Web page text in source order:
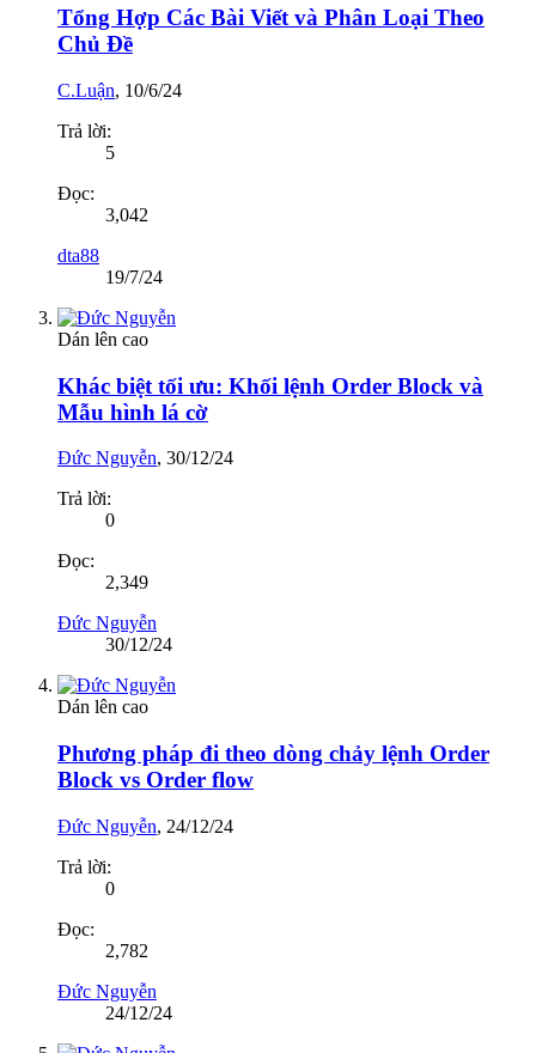
Tổng Hợp Các Bài Viết và Phân Loại Theo
Chủ Đề
C.Luận, 10/6/24
Trả lời:
5
Đọc:
3,042
dta88
19/7/24
Dán lên cao
Khác biệt tối ưu: Khối lệnh Order Block và
Mẫu hình lá cờ
Đức Nguyễn, 30/12/24
Trả lời:
0
Đọc:
2,349
Đức Nguyễn
30/12/24
Dán lên cao
Phương pháp đi theo dòng chảy lệnh Order
Block vs Order flow
Đức Nguyễn, 24/12/24
Trả lời:
0
Đọc:
2,782
Đức Nguyễn
24/12/24